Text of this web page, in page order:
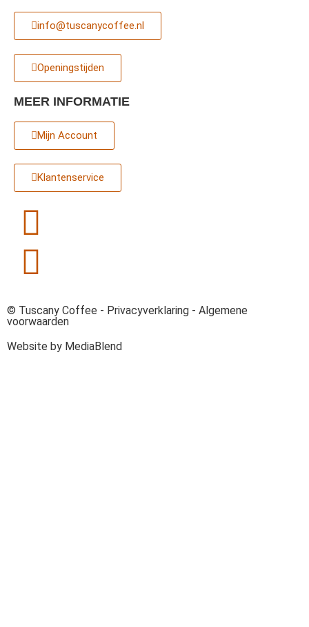
info@tuscanycoffee.nl
Openingstijden
MEER INFORMATIE
Mijn Account
Klantenservice
© Tuscany Coffee - Privacyverklaring - Algemene
voorwaarden
Website by MediaBlend